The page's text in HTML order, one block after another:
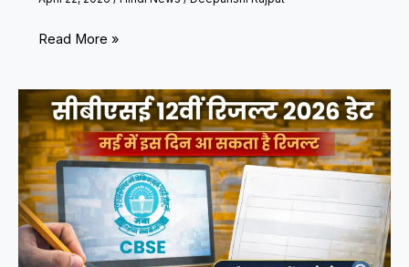
Delhi
2026:
43°C
के
करीब
पारा,
IMD
का
येलो
Read More »